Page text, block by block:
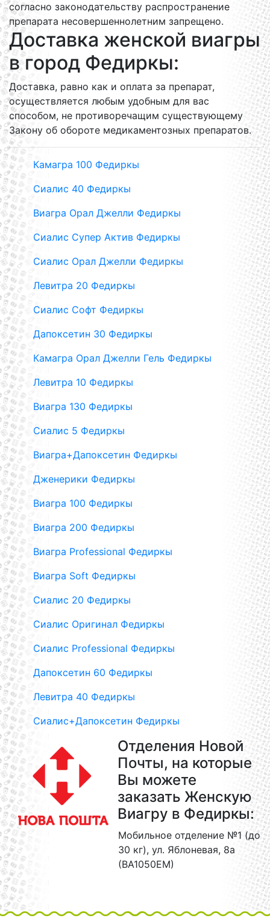
согласно законодательству распространение
препарата несовершеннолетним запрещено.
Доставка женской виагры
в город Федиркы:
Доставка, равно как и оплата за препарат,
осуществляется любым удобным для вас
способом, не противоречащим существующему
Закону об обороте медикаментозных препаратов.
Камагра 100 Федиркы
Сиалис 40 Федиркы
Виагра Орал Джелли Федиркы
Сиалис Супер Актив Федиркы
Сиалис Орал Джелли Федиркы
Левитра 20 Федиркы
Сиалис Софт Федиркы
Дапоксетин 30 Федиркы
Камагра Орал Джелли Гель Федиркы
Левитра 10 Федиркы
Виагра 130 Федиркы
Сиалис 5 Федиркы
Виагра+Дапоксетин Федиркы
Дженерики Федиркы
Виагра 100 Федиркы
Виагра 200 Федиркы
Виагра Professional Федиркы
Виагра Soft Федиркы
Сиалис 20 Федиркы
Сиалис Оригинал Федиркы
Сиалис Professional Федиркы
Дапоксетин 60 Федиркы
Левитра 40 Федиркы
Сиалис+Дапоксетин Федиркы
Отделения Новой
Почты, на которые
Вы можете
заказать Женскую
Виагру в Федиркы:
Мобильное отделение №1 (до
30 кг), ул. Яблоневая, 8а
(ВА1050ЕМ)